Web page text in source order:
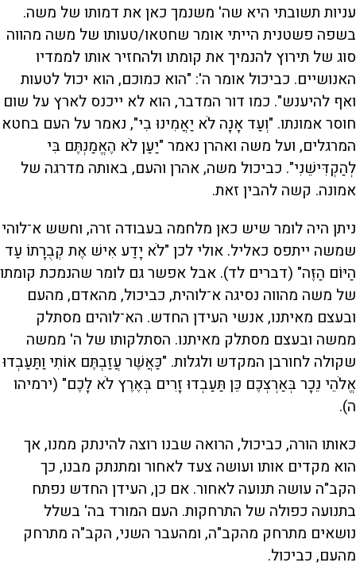
עניות תשובתי היא שה' משנמך כאן את דמותו של משה.
בשפה פשטנית הייתי אומר שחטאו/טעותו של משה מהווה
סוג של תירוץ להנמיך את קומתו ולהחזיר אותו לממדיו
האנושיים. כביכול אומר ה': "הוא כמוכם, הוא יכול לטעות
ואף להיענש". כמו דור המדבר, הוא לא ייכנס לארץ על שום
חוסר אמונתו. "וְעַד אָנָה לֹא יַאֲמִינוּ בִי", נאמר על העם בחטא
המרגלים, ועל משה ואהרן נאמר "יַעַן לֹא הֶאֱמַנְתֶּם בִּי
לְהַקְדִּישֵׁנִי". כביכול משה, אהרן והעם, באותה מדרגה של
אמונה. קשה להבין זאת.
ניתן היה לומר שיש כאן מלחמה בעבודה זרה, וחשש א־לוהי
שמשה ייתפס כאליל. אולי לכן "לֹא יָדַע אִישׁ אֶת קְבֻרָתוֹ עַד
הַיּוֹם הַזֶּה" (דברים לד). אבל אפשר גם לומר שהנמכת קומתו
של משה מהווה נסיגה א־לוהית, כביכול, מהאדם, מהעם
ובעצם מאיתנו, אנשי העידן החדש. הא־לוהים מסתלק
ממשה ובעצם מסתלק מאיתנו. הסתלקותו של ה' ממשה
שקולה לחורבן המקדש ולגלות. "כַּאֲשֶׁר עֲזַבְתֶּם אוֹתִי וַתַּעַבְדוּ
אֱלֹהֵי נֵכָר בְּאַרְצְכֶם כֵּן תַּעַבְדוּ זָרִים בְּאֶרֶץ לֹא לָכֶם" (ירמיהו
ה).
כאותו הורה, כביכול, הרואה שבנו רוצה להינתק ממנו, אך
הוא מקדים אותו ועושה צעד לאחור ומתנתק מבנו, כך
הקב"ה עושה תנועה לאחור. אם כן, העידן החדש נפתח
בתנועה כפולה של התרחקות. העם המורד בה' בשלל
נושאים מתרחק מהקב"ה, ומהעבר השני, הקב"ה מתרחק
מהעם, כביכול.